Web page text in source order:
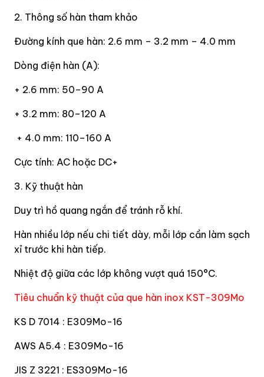
2. Thông số hàn tham khảo
Đường kính que hàn: 2.6 mm – 3.2 mm – 4.0 mm
Dòng điện hàn (A):
+ 2.6 mm: 50–90 A
+ 3.2 mm: 80–120 A
+ 4.0 mm: 110–160 A
Cực tính: AC hoặc DC+
3. Kỹ thuật hàn
Duy trì hồ quang ngắn để tránh rỗ khí.
Hàn nhiều lớp nếu chi tiết dày, mỗi lớp cần làm sạch
xỉ trước khi hàn tiếp.
Nhiệt độ giữa các lớp không vượt quá 150°C.
Tiêu chuẩn kỹ thuật của que hàn inox KST-309Mo
KS D 7014 : E309Mo-16
AWS A5.4 : E309Mo-16
JIS Z 3221 : ES309Mo-16